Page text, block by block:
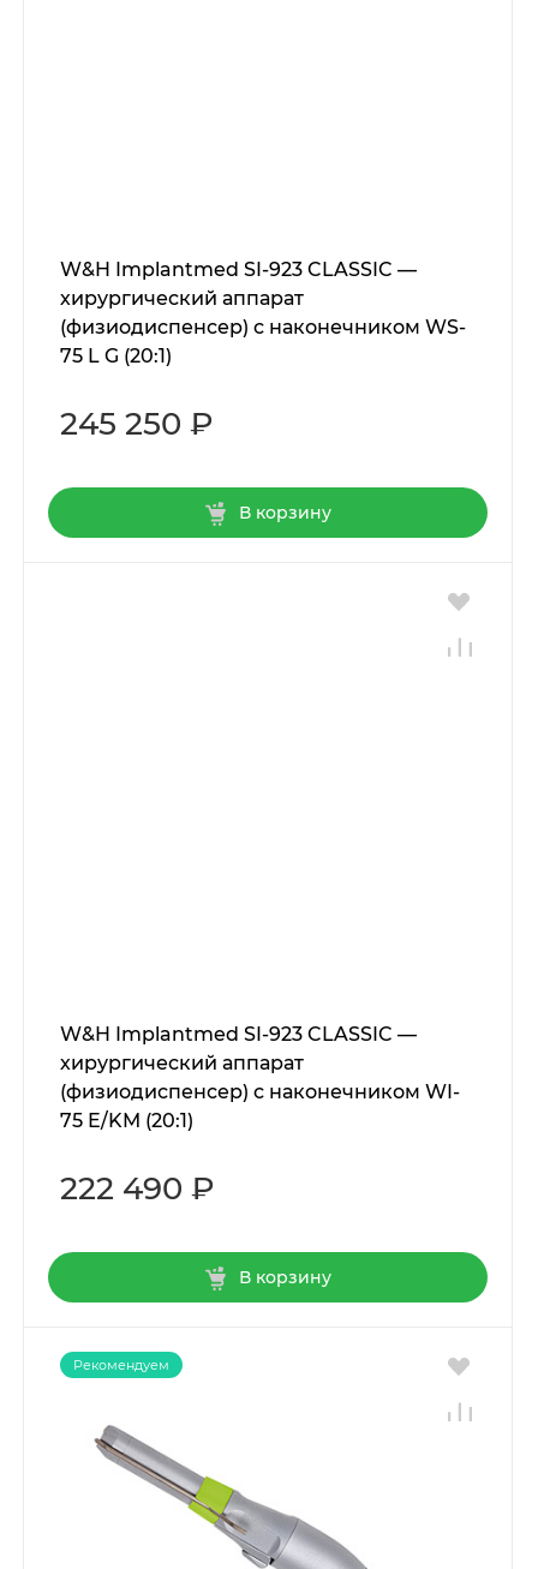
W&H Implantmed SI-923 CLASSIC —
хирургический аппарат
(физиодиспенсер) с наконечником WS-
75 L G (20:1)
245 250 ₽
В корзину
W&H Implantmed SI-923 CLASSIC —
хирургический аппарат
(физиодиспенсер) с наконечником WI-
75 E/KM (20:1)
222 490 ₽
В корзину
Рекомендуем